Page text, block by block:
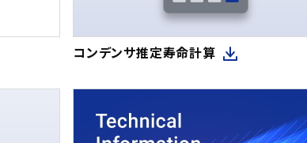
コンデンサ推定寿命計算